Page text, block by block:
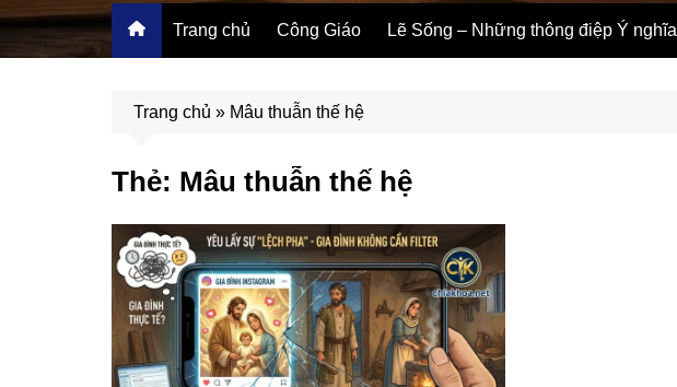
Trang chủ Công Giáo Lẽ Sống – Những thông điệp Ý nghĩa
Trang chủ » Mâu thuẫn thế hệ
Thẻ: Mâu thuẫn thế hệ